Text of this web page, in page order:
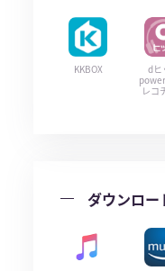
KKBOX
dヒ
レコ
ダウンロー